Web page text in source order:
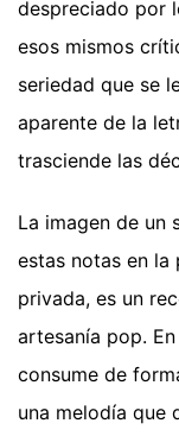
despreciado por
esos mismos
seriedad que se
aparente de la
trasciende las
La imagen de un
estas notas en la
privada, es un
artesanía pop.
consume de
una melodía que